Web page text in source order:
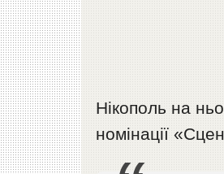
Нікополь на
номінації